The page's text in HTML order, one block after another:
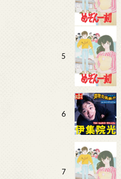
5
6
7